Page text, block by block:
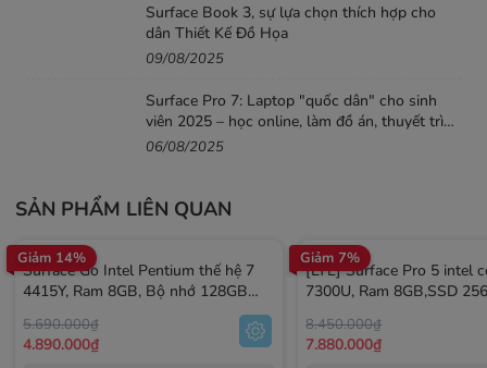
Kết Nối và Cổng
Surface Pro có một cổng USB 3.0, một mini
Surface Connect cho sạc và docking. Mặc dù thiếu USB-
C được lưu ý, các tùy chọn kết nối có sẵn phủ đủ nhu cầu.
Surface Book 3, sự lựa chọn thích hợp cho
dân Thiết Kế Đồ Họa
09/08/2025
Surface Pro 7: Laptop "quốc dân" cho sinh
viên 2025 – học online, làm đồ án, thuyết trình
mượt
06/08/2025
SẢN PHẨM LIÊN QUAN
Giảm 14%
Surface Go Intel Pentium thế hệ 7
4415Y, Ram 8GB, Bộ nhớ 128GB
Likenew (đã bao gồm bàn phím)
5.690.000₫
4.890.000₫
Giảm 7%
[LTE] Surface Pro 5 intel
7300U, Ram 8GB,SSD
1807
8.450.000₫
7.880.000₫